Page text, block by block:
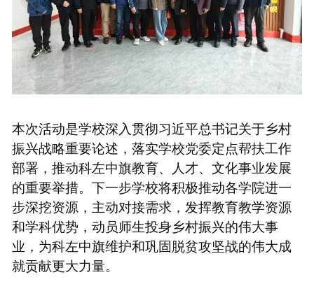
本次活动是学校深入贯彻习近平总书记关于乡村
振兴战略重要论述，落实学校党委定点帮扶工作
部署，推动科左中旗教育、人才、文化事业发展
的重要举措。下一步学校将积极推动各学院进一
步深挖资源，主动对接需求，发挥教育教学资源
和学科优势，动员师生投身乡村振兴的伟大事
业，为科左中旗维护和巩固脱贫攻坚战的伟大成
就贡献更大力量。